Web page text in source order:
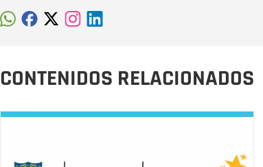
CONTENIDOS RELACIONADOS